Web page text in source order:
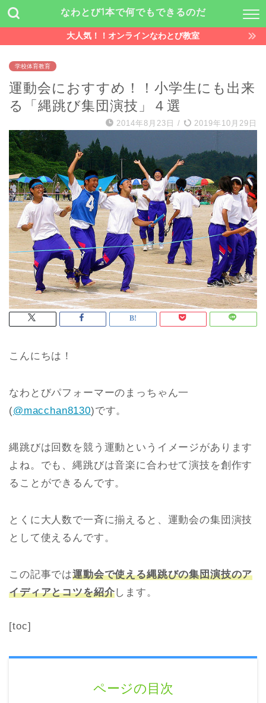
なわとび1本で何でもできるのだ
大人気！！オンラインなわとび教室
学校体育教育
運動会におすすめ！！小学生にも出来
る「縄跳び集団演技」４選
2014年8月23日 / 2019年10月29日
こんにちは！
なわとびパフォーマーのまっちゃん一
(@macchan8130)です。
縄跳びは回数を競う運動というイメージがあります
よね。でも、縄跳びは音楽に合わせて演技を創作す
ることができるんです。
とくに大人数で一斉に揃えると、運動会の集団演技
として使えるんです。
この記事では運動会で使える縄跳びの集団演技のア
イディアとコツを紹介します。
[toc]
ページの目次